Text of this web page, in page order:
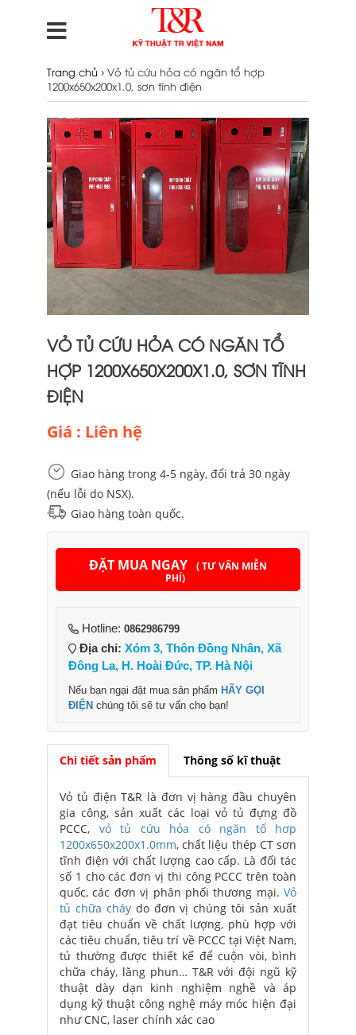
Trang chủ › Vỏ tủ cứu hỏa có ngăn tổ hợp
1200x650x200x1.0, sơn tĩnh điện
VỎ TỦ CỨU HỎA CÓ NGĂN TỔ
HỢP 1200X650X200X1.0, SƠN TĨNH
ĐIỆN
Giá : Liên hệ
Giao hàng trong 4-5 ngày, đổi trả 30 ngày
(nếu lỗi do NSX).
Giao hàng toàn quốc.
ĐẶT MUA NGAY
( TƯ VẤN MIỄN
PHÍ)
Hotline: 0862986799
Địa chỉ: Xóm 3, Thôn Đồng Nhân, Xã
Đông La, H. Hoài Đức, TP. Hà Nội
Nếu bạn ngại đặt mua sản phẩm HÃY GỌI
ĐIỆN chúng tôi sẽ tư vấn cho bạn!
Chi tiết sản phẩm Thông số kĩ thuật
Vỏ tủ điện T&R là đơn vị hàng đầu chuyên
gia công, sản xuất các loại vỏ tủ đựng đồ
PCCC, vỏ tủ cứu hỏa có ngăn tổ hơp
1200x650x200x1.0mm, chất liệu thép CT sơn
tĩnh điện với chất lượng cao cấp. Là đối tác
số 1 cho các đơn vị thi công PCCC trên toàn
quốc, các đơn vị phân phối thương mại. Vỏ
tủ chữa cháydo đơn vị chúng tôi sản xuất
đạt tiêu chuẩn về chất lượng, phù hợp với
các tiêu chuẩn, tiêu trí về PCCC tại Việt Nam,
tủ thường được thiết kế để cuộn vòi, bình
chữa cháy, lăng phun… T&R với đội ngũ kỹ
thuật dày dạn kinh nghiệm nghề và áp
dụng kỹ thuật công nghệ máy móc hiện đại
như CNC, laser chính xác cao